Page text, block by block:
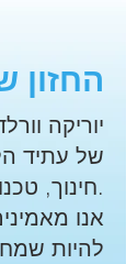
החזון
יוריקה
של עתיד
חינוך, טכנולוגיה ופוטנציאל אנושי.
אנו
להיות